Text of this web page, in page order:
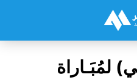
لمُبَـاراة